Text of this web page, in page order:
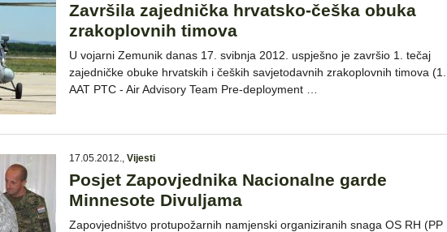
Završila zajednička hrvatsko-češka obuka
zrakoplovnih timova
U vojarni Zemunik danas 17. svibnja 2012. uspješno je završio 1. tečaj
zajedničke obuke hrvatskih i čeških savjetodavnih zrakoplovnih timova (1.
AAT PTC - Air Advisory Team Pre-deployment …
17.05.2012., Vijesti
Posjet Zapovjednika Nacionalne garde
Minnesote Divuljama
Zapovjedništvo protupožarnih namjenski organiziranih snaga OS RH (PP